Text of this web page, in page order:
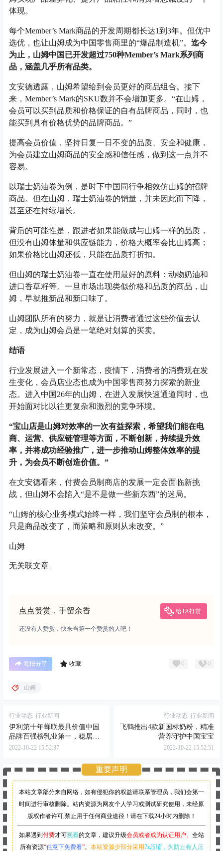
体现。
每个Member’s Mark商品的开发周期都长达1到3年。但优中
选优，也让山姆成为中国零售商里的“爆品制造机”。 迄今
为止，山姆中国已开发超过750种Member’s Mark系列商
品，涵盖几乎所有品类。
文安德透露，山姆希望给到会员更好的商品组合。接下
来，Member’s Mark的SKU数并不会增加更多。“在山姆，
会员可以买到品质和价格保证的自有品牌商品，同时，也
能买到具有价格优势的品牌商品。”
提高会员价值，坚持日复一日不变的品质、安全和健康，
为会员建立山姆商品的安全感和信任感，做到这一点并不
容易。
以瑞士奶油卷为例，是时下中国同行争相效仿山姆的招牌
商品。但在山姆，瑞士奶油卷的销量，并未因此而下降，
甚至还在持续增长。
背后的可能性是，跟进者如果能做成与山姆一样的品质，
但没有山姆体量和供应链能力，价格大概率会比山姆高；
如果价格比山姆还低，只能在品质打折扣。
但山姆的瑞士奶油卷一直在使用最好的原料：动物奶油和
进口香草籽等。一旦市场出现类似价格和品质的商品，山
姆，早就推新品和新口味了。
山姆团队所有的努力，就是让消费者通过这些价值去认
定，成为山姆会员是一笔绝对划算的买卖。
结语
行业发展进入一个新常态，疫情下，消费者的消费观在发
生变化，会员店业态也成为中国零售商努力探索的新业
态。进入中国26年的山姆，在进入发展快速通道同时，也
开始面对比以往更复杂和激烈的竞争环境。
“宝山店是山姆对效率的一次有益探索，希望我们能在电
商、运营、供应链管理等方面，不断创新，持续提升效
率，并将成功经验推广，进一步推动山姆整体效率的提
升，为会员不断创造价值。”
在文安德看来，付费会员制商店的发展一定会面临新挑
战，但山姆不会陷入“是不是做一些新东西”的迷局。
“山姆的核心业务模式始终一样，我们坚守会员制的根本，
只是商品改变了，而策略和原则从未改变。”
山姆
无关联文章
点点赞赏，手留余香 给TA打赏
还没有人赞赏，快来当第一个赞赏的人吧！
海报分享 收藏 0 0
山姆
行业动态 行业新闻
伊利第十年蝉联最具价值中国
品牌百强榜乳业第一，稳居全
球乳业品牌榜首！
2022-10-22 15:52:37
行业动态 行业新闻
飞鹤推出4款新国标奶粉，精准
营养守护中国宝宝
2022-10-22 15:52:51
重要声明
本站文章部分来自网络，如有侵犯你的权益请联系管理员， 我们会第一
时间进行审核删除。站内资源为网友个人学习或测试研究使用，未经原
版权作者许可,禁止用于任何商业途径！请在下载24小时内删除！
如果遇到付费才可观看的文章，建议升级会员或者成为认证用户。 全站
所有资源“任意下免费看”。 本站资源少部分采用7z压缩， 为防止有人压